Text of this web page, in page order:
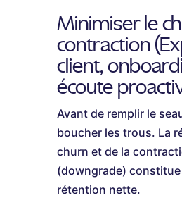
Minimiser le
contraction
client,
écoute
Avant de remplir le
boucher les trous. La
churn et de la
(downgrade) constitue
rétention nette.